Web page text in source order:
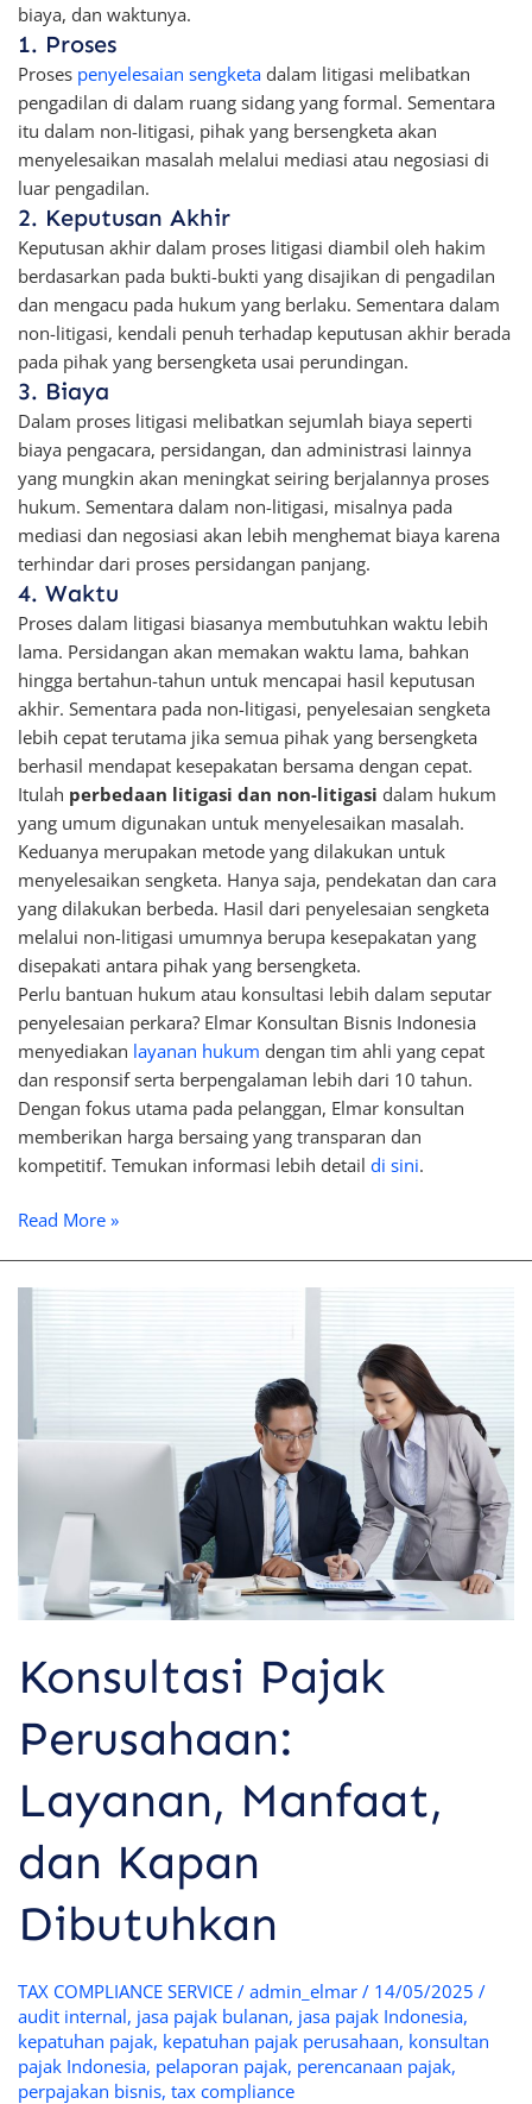
biaya, dan waktunya.
1. Proses
Proses penyelesaian sengketadalam litigasi melibatkan
pengadilan di dalam ruang sidang yang formal. Sementara
itu dalam non-litigasi, pihak yang bersengketa akan
menyelesaikan masalah melalui mediasi atau negosiasi di
luar pengadilan.
2. Keputusan Akhir
Keputusan akhir dalam proses litigasi diambil oleh hakim
berdasarkan pada bukti-bukti yang disajikan di pengadilan
dan mengacu pada hukum yang berlaku. Sementara dalam
non-litigasi, kendali penuh terhadap keputusan akhir berada
pada pihak yang bersengketa usai perundingan.
3. Biaya
Dalam proses litigasi melibatkan sejumlah biaya seperti
biaya pengacara, persidangan, dan administrasi lainnya
yang mungkin akan meningkat seiring berjalannya proses
hukum. Sementara dalam non-litigasi, misalnya pada
mediasi dan negosiasi akan lebih menghemat biaya karena
terhindar dari proses persidangan panjang.
4. Waktu
Proses dalam litigasi biasanya membutuhkan waktu lebih
lama. Persidangan akan memakan waktu lama, bahkan
hingga bertahun-tahun untuk mencapai hasil keputusan
akhir. Sementara pada non-litigasi, penyelesaian sengketa
lebih cepat terutama jika semua pihak yang bersengketa
berhasil mendapat kesepakatan bersama dengan cepat.
Itulah perbedaan litigasi dan non-litigasi dalam hukum
yang umum digunakan untuk menyelesaikan masalah.
Keduanya merupakan metode yang dilakukan untuk
menyelesaikan sengketa. Hanya saja, pendekatan dan cara
yang dilakukan berbeda. Hasil dari penyelesaian sengketa
melalui non-litigasi umumnya berupa kesepakatan yang
disepakati antara pihak yang bersengketa.
Perlu bantuan hukum atau konsultasi lebih dalam seputar
penyelesaian perkara? Elmar Konsultan Bisnis Indonesia
menyediakan layanan hukum dengan tim ahli yang cepat
dan responsif serta berpengalaman lebih dari 10 tahun.
Dengan fokus utama pada pelanggan, Elmar konsultan
memberikan harga bersaing yang transparan dan
kompetitif. Temukan informasi lebih detail di sini.
Read More »
Konsultasi Pajak
Perusahaan:
Layanan, Manfaat,
dan Kapan
Dibutuhkan
TAX COMPLIANCE SERVICE/ admin_elmar / 14/05/2025 /
audit internal, jasa pajak bulanan, jasa pajak Indonesia,
kepatuhan pajak, kepatuhan pajak perusahaan, konsultan
pajak Indonesia, pelaporan pajak, perencanaan pajak,
perpajakan bisnis, tax compliance
Pajak
Manfaat,
dan